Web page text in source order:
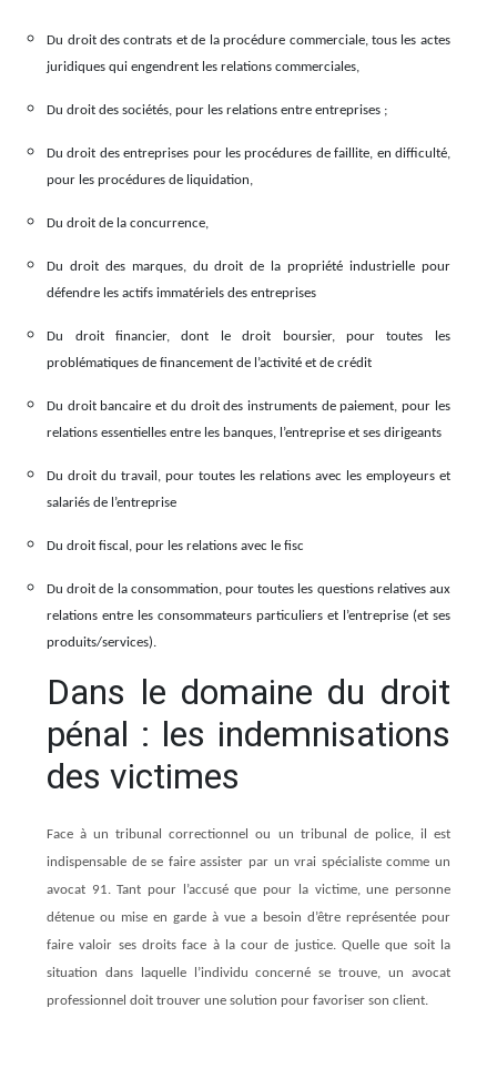
Du droit des contrats et de la procédure commerciale, tous les actes
juridiques qui engendrent les relations commerciales,
Du droit des sociétés, pour les relations entre entreprises ;
Du droit des entreprises pour les procédures de faillite, en difficulté,
pour les procédures de liquidation,
Du droit de la concurrence,
Du droit des marques, du droit de la propriété industrielle pour
défendre les actifs immatériels des entreprises
Du droit financier, dont le droit boursier, pour toutes les
problématiques de financement de l’activité et de crédit
Du droit bancaire et du droit des instruments de paiement, pour les
relations essentielles entre les banques, l’entreprise et ses dirigeants
Du droit du travail, pour toutes les relations avec les employeurs et
salariés de l’entreprise
Du droit fiscal, pour les relations avec le fisc
Du droit de la consommation, pour toutes les questions relatives aux
relations entre les consommateurs particuliers et l’entreprise (et ses
produits/services).
Dans le domaine du droit
pénal : les indemnisations
des victimes
Face à un tribunal correctionnel ou un tribunal de police, il est
indispensable de se faire assister par un vrai spécialiste comme un
avocat 91. Tant pour l’accusé que pour la victime, une personne
détenue ou mise en garde à vue a besoin d’être représentée pour
faire valoir ses droits face à la cour de justice. Quelle que soit la
situation dans laquelle l’individu concerné se trouve, un avocat
professionnel doit trouver une solution pour favoriser son client.